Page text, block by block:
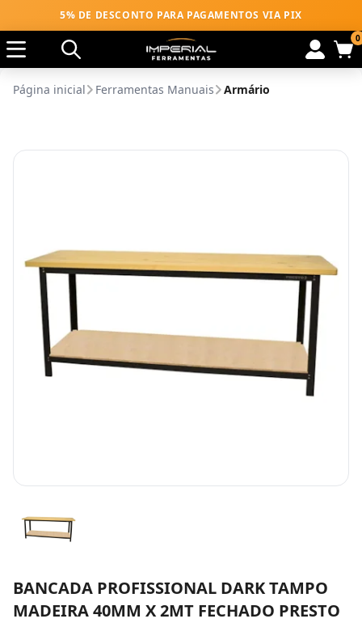
5% DE DESCONTO PARA PAGAMENTOS VIA PIX
0
Página inicial Ferramentas Manuais Armário
BANCADA PROFISSIONAL DARK TAMPO
MADEIRA 40MM X 2MT FECHADO PRESTO